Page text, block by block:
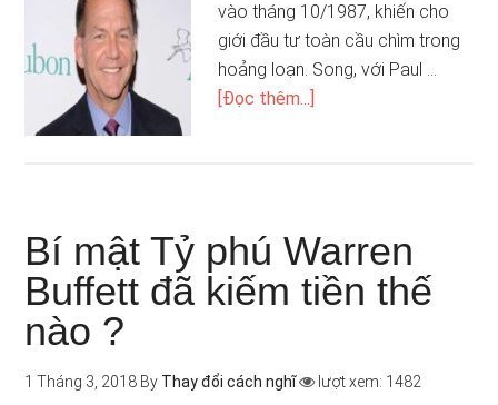
vào tháng 10/1987, khiến cho
giới đầu tư toàn cầu chìm trong
hoảng loạn. Song, với Paul …
[Đọc thêm...]
Bí mật Tỷ phú Warren
Buffett đã kiếm tiền thế
nào ?
1 Tháng 3, 2018 By Thay đổi cách nghĩ lượt xem: 1482